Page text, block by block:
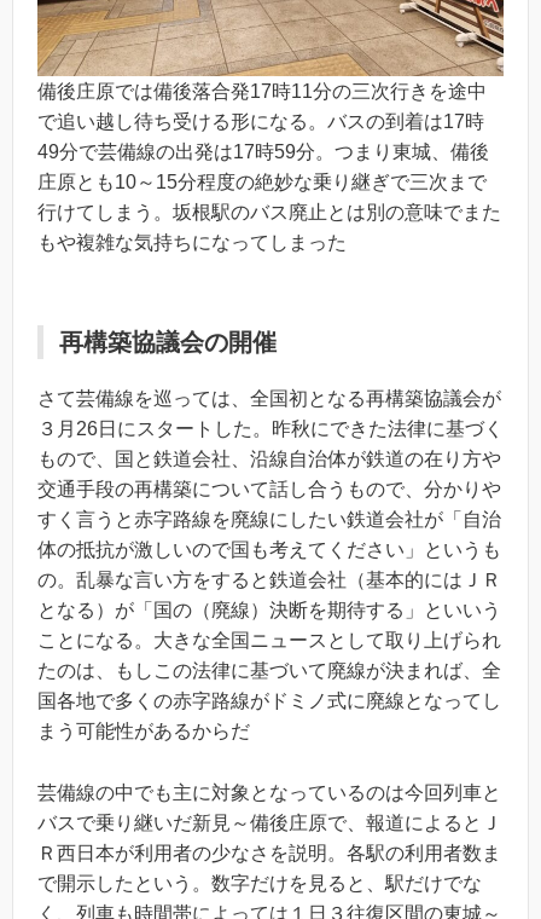
備後庄原では備後落合発17時11分の三次行きを途中
で追い越し待ち受ける形になる。バスの到着は17時
49分で芸備線の出発は17時59分。つまり東城、備後
庄原とも10～15分程度の絶妙な乗り継ぎで三次まで
行けてしまう。坂根駅のバス廃止とは別の意味でまた
もや複雑な気持ちになってしまった
再構築協議会の開催
さて芸備線を巡っては、全国初となる再構築協議会が
３月26日にスタートした。昨秋にできた法律に基づく
もので、国と鉄道会社、沿線自治体が鉄道の在り方や
交通手段の再構築について話し合うもので、分かりや
すく言うと赤字路線を廃線にしたい鉄道会社が「自治
体の抵抗が激しいので国も考えてください」というも
の。乱暴な言い方をすると鉄道会社（基本的にはＪＲ
となる）が「国の（廃線）決断を期待する」といいう
ことになる。大きな全国ニュースとして取り上げられ
たのは、もしこの法律に基づいて廃線が決まれば、全
国各地で多くの赤字路線がドミノ式に廃線となってし
まう可能性があるからだ
芸備線の中でも主に対象となっているのは今回列車と
バスで乗り継いだ新見～備後庄原で、報道によるとＪ
Ｒ西日本が利用者の少なさを説明。各駅の利用者数ま
で開示したという。数字だけを見ると、駅だけでな
く、列車も時間帯によっては１日３往復区間の東城～